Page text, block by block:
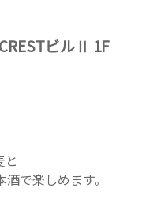
ビルⅡ 1F
と
で楽しめます。